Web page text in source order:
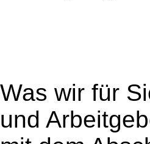
Was wir für
und